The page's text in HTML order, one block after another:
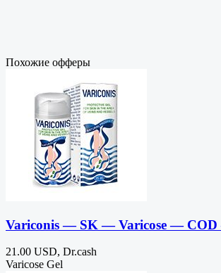
Похожие офферы
Variconis — SK — Varicose —
21.00 USD, Dr.cash
Varicose Gel